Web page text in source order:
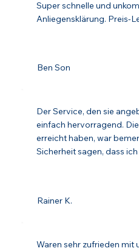
Super schnelle und
Anliegensklärung. Preis-
Ben Son
Der Service, den sie
einfach hervorragend.
erreicht haben, war
Sicherheit sagen, dass
Rainer K.
Waren sehr zufrieden mit